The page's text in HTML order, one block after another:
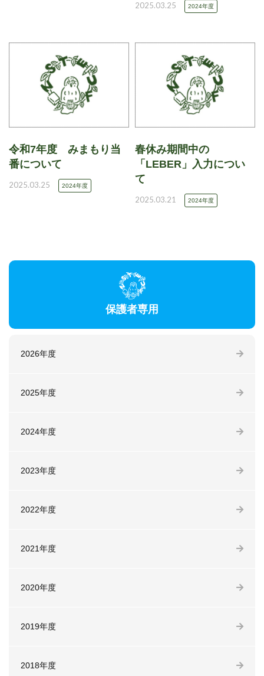
2025.03.25 2024年度
令和7年度 みまもり当
番について
2025.03.25 2024年度
春休み期間中の
「LEBER」入力につい
て
2025.03.21 2024年度
保護者専用
2026年度
2025年度
2024年度
2023年度
2022年度
2021年度
2020年度
2019年度
2018年度